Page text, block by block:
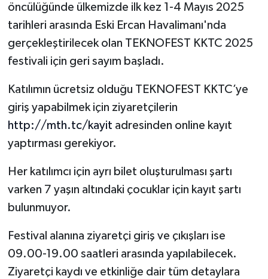
öncülüğünde ülkemizde ilk kez 1-4 Mayıs 2025
tarihleri arasında Eski Ercan Havalimanı'nda
gerçekleştirilecek olan TEKNOFEST KKTC 2025
festivali için geri sayım başladı.
Katılımın ücretsiz olduğu TEKNOFEST KKTC’ye
giriş yapabilmek için ziyaretçilerin
http://mth.tc/kayit adresinden online kayıt
yaptırması gerekiyor.
Her katılımcı için ayrı bilet oluşturulması şartı
varken 7 yaşın altındaki çocuklar için kayıt şartı
bulunmuyor.
Festival alanına ziyaretçi giriş ve çıkışları ise
09.00-19.00 saatleri arasında yapılabilecek.
Ziyaretçi kaydı ve etkinliğe dair tüm detaylara